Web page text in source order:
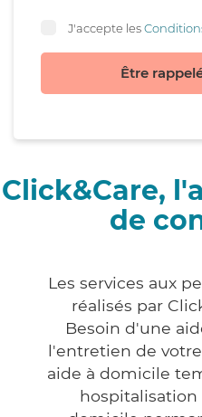
J'accepte les
Être
Click&Care,
de
Les services aux
réalisés par
Besoin d'une
l'entretien de
aide à domicile
hospitalisation